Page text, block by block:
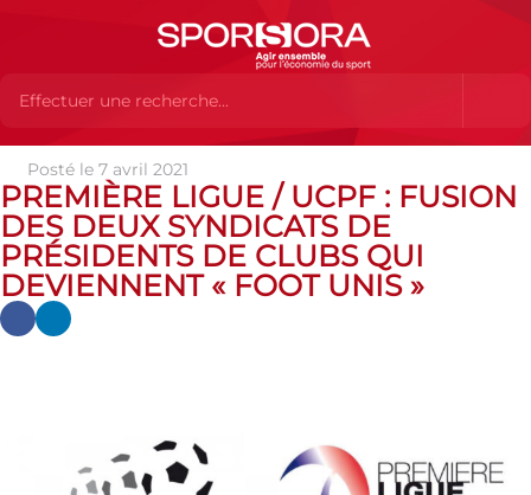
Actualités Actualités
Ligue / UCPF : fusion des deux syndicats de présidents de clubs qui
deviennent « Foot Unis »
Posté le 7 avril 2021
PREMIÈRE LIGUE / UCPF : FUSION
DES DEUX SYNDICATS DE
PRÉSIDENTS DE CLUBS QUI
DEVIENNENT « FOOT UNIS »